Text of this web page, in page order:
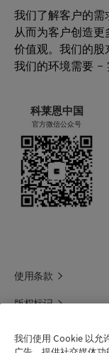
我们了解客户的需
从而为客户创造
价值观。我们的股
我们的环境需要 –
科莱恩中国
官方微信公众号
使用条款
版权标记
我们使用 Cookie 以允